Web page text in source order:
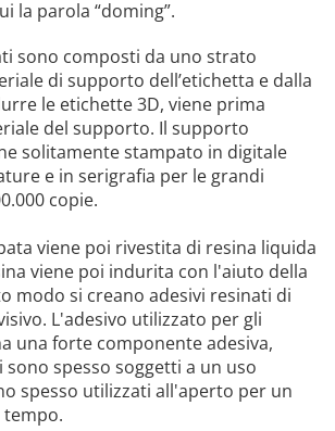
la parola “doming”.
sono composti da uno strato
di supporto dell’etichetta e dalla
le etichette 3D, viene prima
del supporto. Il supporto
solitamente stampato in digitale
e in serigrafia per le grandi
copie.
viene poi rivestita di resina liquida
viene poi indurita con l'aiuto della
modo si creano adesivi resinati di
L'adesivo utilizzato per gli
una forte componente adesiva,
sono spesso soggetti a un uso
spesso utilizzati all'aperto per un